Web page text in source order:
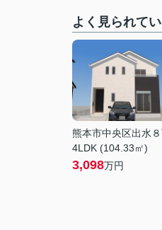
よく見られて
熊本市中央区出水８
4LDK (104.33㎡)
3,098万円